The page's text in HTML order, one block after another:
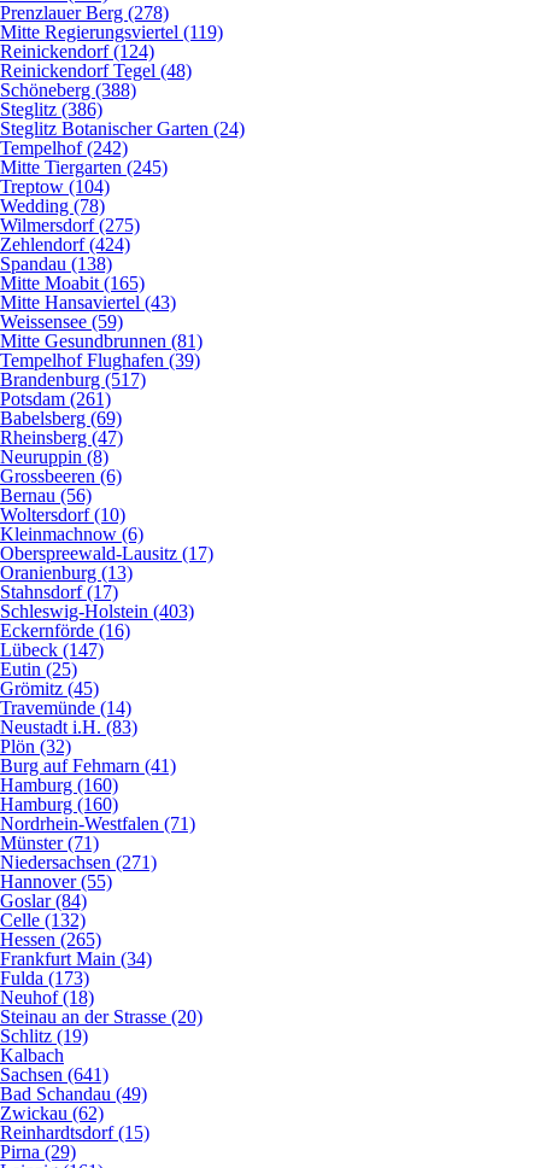
Prenzlauer Berg (278)
Mitte Regierungsviertel (119)
Reinickendorf (124)
Reinickendorf Tegel (48)
Schöneberg (388)
Steglitz (386)
Steglitz Botanischer Garten (24)
Tempelhof (242)
Mitte Tiergarten (245)
Treptow (104)
Wedding (78)
Wilmersdorf (275)
Zehlendorf (424)
Spandau (138)
Mitte Moabit (165)
Mitte Hansaviertel (43)
Weissensee (59)
Mitte Gesundbrunnen (81)
Tempelhof Flughafen (39)
Brandenburg (517)
Potsdam (261)
Babelsberg (69)
Rheinsberg (47)
Neuruppin (8)
Grossbeeren (6)
Bernau (56)
Woltersdorf (10)
Kleinmachnow (6)
Oberspreewald-Lausitz (17)
Oranienburg (13)
Stahnsdorf (17)
Schleswig-Holstein (403)
Eckernförde (16)
Lübeck (147)
Eutin (25)
Grömitz (45)
Travemünde (14)
Neustadt i.H. (83)
Plön (32)
Burg auf Fehmarn (41)
Hamburg (160)
Hamburg (160)
Nordrhein-Westfalen (71)
Münster (71)
Niedersachsen (271)
Hannover (55)
Goslar (84)
Celle (132)
Hessen (265)
Frankfurt Main (34)
Fulda (173)
Neuhof (18)
Steinau an der Strasse (20)
Schlitz (19)
Kalbach
Sachsen (641)
Bad Schandau (49)
Zwickau (62)
Reinhardtsdorf (15)
Pirna (29)